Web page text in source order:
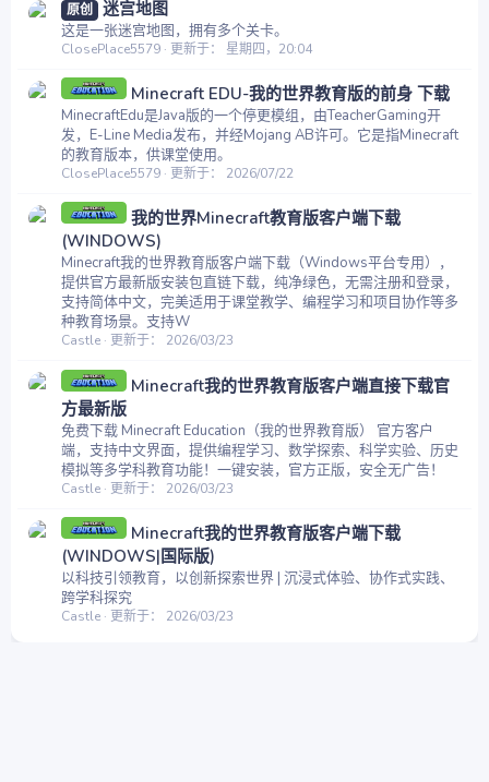
原创 迷宫地图
这是一张迷宫地图，拥有多个关卡。
ClosePlace5579 更新于： 星期四，20:04
Minecraft EDU-我的世界教育版的前身 下载
MinecraftEdu是Java版的一个停更模组，由TeacherGaming开
发，E-Line Media发布，并经Mojang AB许可。它是指Minecraft
的教育版本，供课堂使用。
ClosePlace5579 更新于： 2026/07/22
我的世界Minecraft教育版客户端下载
(WINDOWS)
Minecraft我的世界教育版客户端下载（Windows平台专用），
提供官方最新版安装包直链下载，纯净绿色，无需注册和登录，
支持简体中文，完美适用于课堂教学、编程学习和项目协作等多
种教育场景。支持W
Castle 更新于： 2026/03/23
Minecraft我的世界教育版客户端直接下载官
方最新版
免费下载 Minecraft Education（我的世界教育版） 官方客户
端，支持中文界面，提供编程学习、数学探索、科学实验、历史
模拟等多学科教育功能！一键安装，官方正版，安全无广告！
Castle 更新于： 2026/03/23
Minecraft我的世界教育版客户端下载
(WINDOWS|国际版)
以科技引领教育，以创新探索世界 | 沉浸式体验、协作式实践、
跨学科探究
Castle 更新于： 2026/03/23